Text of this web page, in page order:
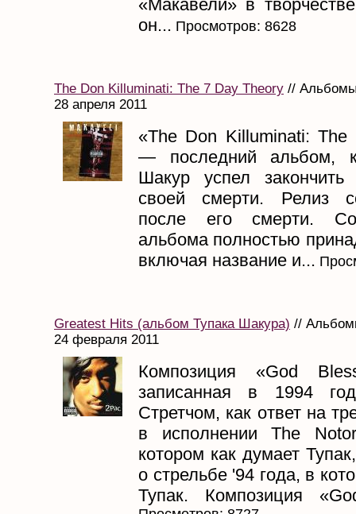
«Макавели» в
он... Просмотров: 8628
The Don Killuminati: The 7 Day Theory //
28 апреля 2011
«The Don Killuminati:
— последний альбом,
Шакур успел закончить
своей смерти. Релиз
после его смерти.
альбома полностью
включая название и...
Greatest Hits (альбом Тупака Шакура) //
24 февраля 2011
Композиция «God
записанная в 1994
Стретчом, как ответ на
в исполнении The
котором как думает
о стрельбе '94 года, в
Тупак. Композиция